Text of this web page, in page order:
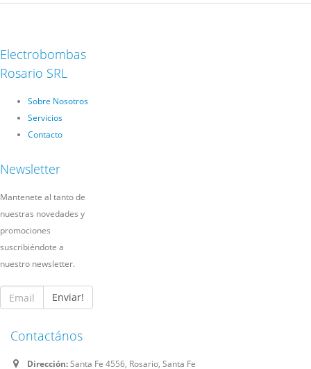
Electrobombas
Rosario SRL
Sobre Nosotros
Servicios
Contacto
Newsletter
Mantenete al tanto de
nuestras novedades y
promociones
suscribiéndote a
nuestro newsletter.
Enviar!
Contactános
Dirección:Santa Fe 4556, Rosario, Santa Fe